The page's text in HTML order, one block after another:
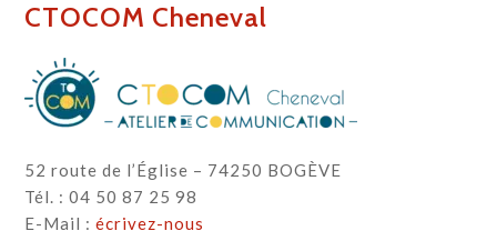
CTOCOM Cheneval
52 route de l’Église – 74250 BOGÈVE
Tél. : 04 50 87 25 98
E-Mail :écrivez-nous